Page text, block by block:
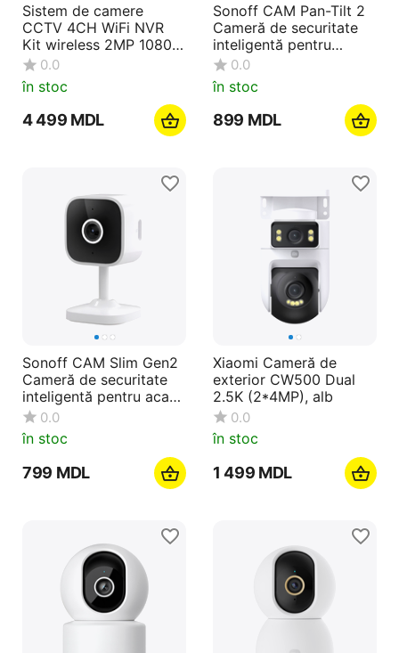
Sistem de camere
CCTV 4CH WiFi NVR
Kit wireless 2MP 1080P,
alb0.0
în stoc
4 499 MDL
Sonoff CAM Pan-Tilt 2
Cameră de securitate
inteligentă pentru
interior ( CAM-PT2)
0.0
în stoc
‍899‍ MDL
Sonoff CAM Slim Gen2
Cameră de securitate
inteligentă pentru acasă
FHD, 128Gb MicroSD
0.0
în stoc
‍799‍ MDL
Xiaomi Cameră de
exterior CW500 Dual
2.5K (2*4MP), alb
0.0
în stoc
1 499 MDL